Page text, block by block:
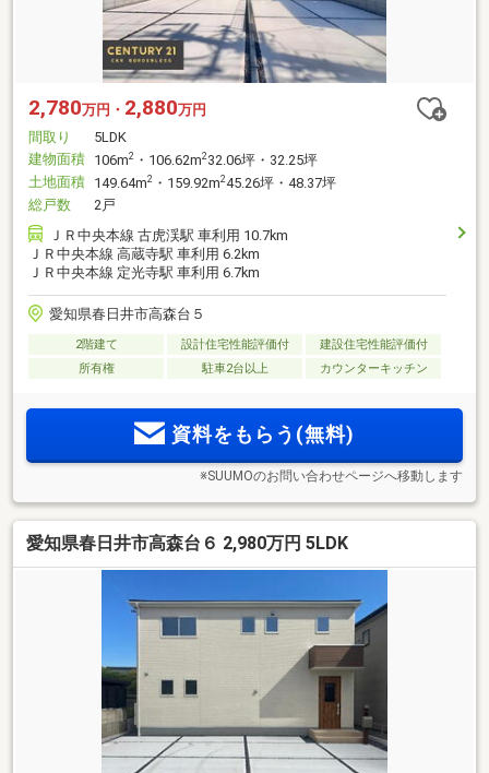
2,780万円・ 2,880万円
間取り
5LDK
建物面積 106m2 ・106.62m232.06坪・32.25坪
土地面積 149.64m2 ・159.92m245.26坪・48.37坪
総戸数
2戸
ＪＲ中央本線 古虎渓駅 車利用 10.7km
ＪＲ中央本線 高蔵寺駅 車利用 6.2km
ＪＲ中央本線 定光寺駅 車利用 6.7km
愛知県春日井市高森台５
2階建て 設計住宅性能評価付
建設住宅性能評価付
所有権
駐車2台以上 カウンターキッチン
資料をもらう(無料)
※SUUMOのお問い合わせページへ移動します
愛知県春日井市高森台６ 2,980万円 5LDK